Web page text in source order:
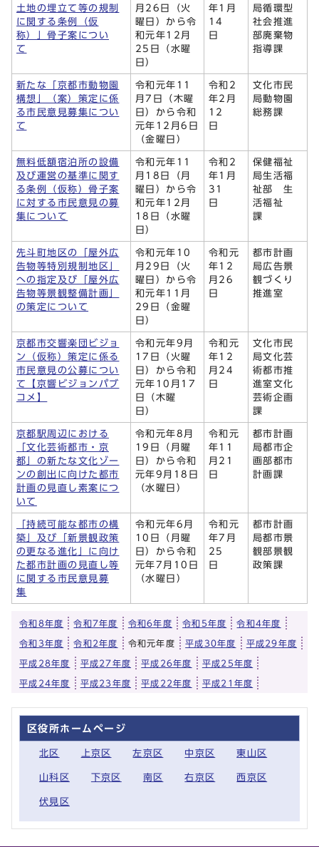
土地の埋立て等の規制
に関する条例（仮
称）」骨子案につい
て
月26日（火
曜日）から令
和元年12月
25日（水曜
日）
年1月
14
日
局循環型
社会推進
部廃棄物
指導課
新たな「京都市動物園
構想」（案）策定に係
る市民意見募集につい
て
令和元年11
月7日（木曜
日）から令和
元年12月6日
（金曜日）
令和2
年2月
12
日
文化市民
局動物園
総務課
無料低額宿泊所の設備
及び運営の基準に関す
る条例（仮称）骨子案
に対する市民意見の募
集について
令和元年11
月18日（月
曜日）から令
和元年12月
18日（水曜
日）
令和2
年1月
31
日
保健福祉
局生活福
祉部 生
活福祉
課
先斗町地区の「屋外広
告物等特別規制地区」
への指定及び「屋外広
告物等景観整備計画」
の策定について
令和元年10
月29日（火
曜日）から令
和元年11月
29日（金曜
日）
令和元
年12
月26
日
都市計画
局広告景
観づくり
推進室
京都市交響楽団ビジョ
ン（仮称）策定に係る
市民意見の公募につい
て【京響ビジョンパブ
コメ】
令和元年9月
17日（火曜
日）から令和
元年10月17
日（木曜
日）
令和元
年12
月24
日
文化市民
局文化芸
術都市推
進室文化
芸術企画
課
京都駅周辺における
「文化芸術都市・京
都」の新たな文化ゾー
ンの創出に向けた都市
計画の見直し素案につ
いて
令和元年8月
19日（月曜
日）から令和
元年9月18日
（水曜日）
令和元
年11
月21
日
都市計画
局都市企
画部都市
計画課
「持続可能な都市の構
築」及び「新景観政策
の更なる進化」に向け
た都市計画の見直し等
に関する市民意見募
集
令和元年6月
10日（月曜
日）から令和
元年7月10日
（水曜日）
令和元
年7月
25
日
都市計画
局都市景
観部景観
政策課
令和8年度 令和7年度 令和6年度 令和5年度 令和4年度
令和3年度 令和2年度 令和元年度 平成30年度 平成29年度
平成28年度 平成27年度 平成26年度 平成25年度
平成24年度 平成23年度 平成22年度 平成21年度
区役所ホームページ
北区 上京区 左京区 中京区 東山区
山科区 下京区 南区 右京区 西京区
伏見区